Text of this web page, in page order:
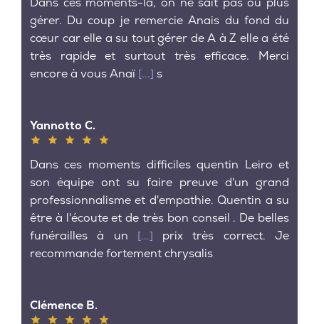
gérer. Du coup je remercie Anais du fond du
cœur car elle a su tout gérer de A à Z elle a été
très rapide et surtout très efficace. Merci
encore à vous Anaï [...] s
Yannotto C.
Dans ces moments difficiles quentin Leiro et
son équipe ont su faire preuve d'un grand
professionnalisme et d'empathie. Quentin a su
être à l'écoute et de très bon conseil . De belles
funérailles à un [...]
prix très correct. Je
recommande fortement chrysalis
Clémence B.